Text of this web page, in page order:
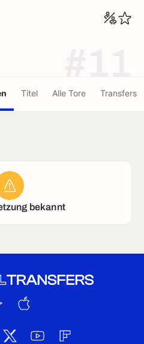
Titel Alle Tore Transfers
bekannt